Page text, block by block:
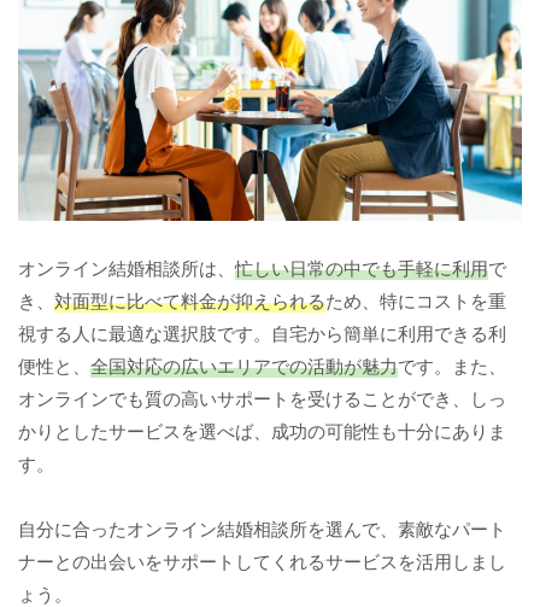
オンライン結婚相談所は、忙しい日常の中でも手軽に利用で
き、 対面型に比べて料金が抑えられるため、特にコストを重
視する人に最適な選択肢です。自宅から簡単に利用できる利
便性と、 全国対応の広いエリアでの活動が魅力です。また、
オンラインでも質の高いサポートを受けることができ、しっ
かりとしたサービスを選べば、成功の可能性も十分にありま
す。
自分に合ったオンライン結婚相談所を選んで、素敵なパート
ナーとの出会いをサポートしてくれるサービスを活用しまし
ょう。